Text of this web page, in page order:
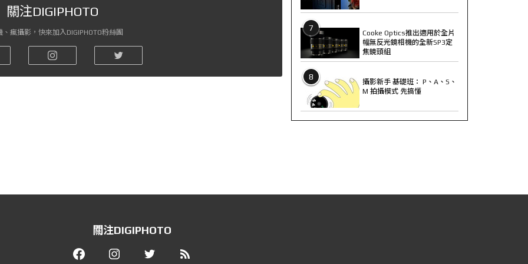
關注DIGIPHOTO
、瘋攝影，快來加入DIGIPHOTO粉絲團
7
Cooke Optics推出適用於全片
幅無反光鏡相機的全新SP3定
焦鏡頭組
8
攝影新手 基礎班： P、A、S、
M 拍攝模式 先搞懂
關注DIGIPHOTO